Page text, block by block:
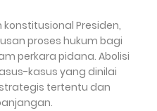
Presiden,
proses hukum bagi
perkara pidana. Abolisi
kasus yang dinilai
tertentu dan